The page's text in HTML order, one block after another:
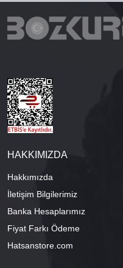
HAKKIMIZDA
Hakkımızda
İletişim Bilgilerimiz
Banka Hesaplarımız
Fiyat Farkı Ödeme
Hatsanstore.com